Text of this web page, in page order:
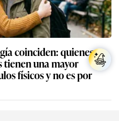
coinciden: quienes no
tienen una mayor
físicos y no es por